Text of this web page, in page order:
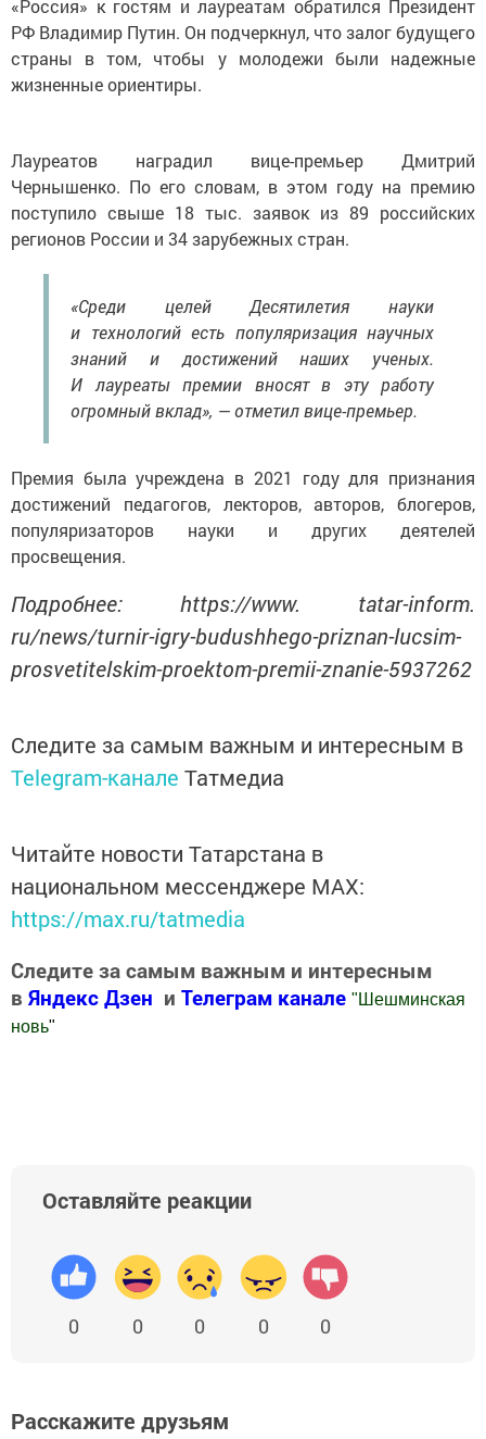
«Россия» к гостям и лауреатам обратился Президент
РФ Владимир Путин. Он подчеркнул, что залог будущего
страны в том, чтобы у молодежи были надежные
жизненные ориентиры.
Лауреатов наградил вице-премьер Дмитрий
Чернышенко. По его словам, в этом году на премию
поступило свыше 18 тыс. заявок из 89 российских
регионов России и 34 зарубежных стран.
«Среди целей Десятилетия науки
и технологий есть популяризация научных
знаний и достижений наших ученых.
И лауреаты премии вносят в эту работу
огромный вклад», — отметил вице-премьер.
Премия была учреждена в 2021 году для признания
достижений педагогов, лекторов, авторов, блогеров,
популяризаторов науки и других деятелей
просвещения.
Подробнее: https://www. tatar-inform.
ru/news/turnir-igry-budushhego-priznan-lucsim-
prosvetitelskim-proektom-premii-znanie-5937262
Следите за самым важным и интересным в
Telegram-канале Татмедиа
Читайте новости Татарстана в
национальном мессенджере MАХ:
https://max.ru/tatmedia
Следите за самым важным и интересным
в Яндекс Дзен и Телеграм канале " Шешминская
новь"
Оставляйте реакции
0 0 0 0 0
Расскажите друзьям